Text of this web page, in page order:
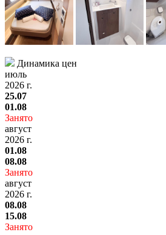
Динамика цен
июль
2026 г.
25.07
01.08
Занято
август
2026 г.
01.08
08.08
Занято
август
2026 г.
08.08
15.08
Занято